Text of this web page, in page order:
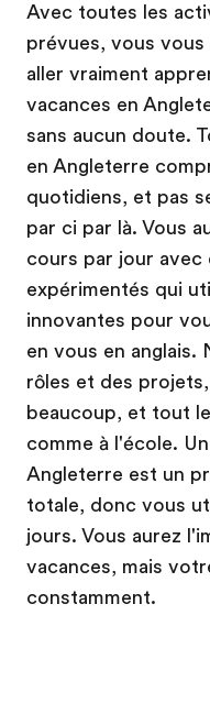
Avec toutes les
prévues, vous
aller vraiment
vacances en
sans aucun doute.
en Angleterre
quotidiens, et pas
par ci par là. Vous
cours par jour avec
expérimentés qui
innovantes pour
en vous en anglais.
rôles et des
beaucoup, et tout
comme à l'école.
Angleterre est un
totale, donc vous
jours. Vous aurez
vacances, mais
constamment.